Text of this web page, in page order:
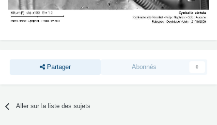
Partager Abonnés 0
Aller sur la liste des sujets